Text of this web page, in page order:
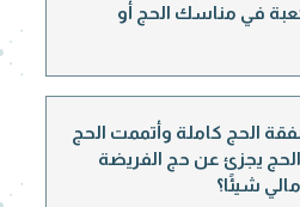
في مناسك الحج أو
الحج كاملة وأتممت الحج
يجزئ عن حج الفريضة
شيئًا؟